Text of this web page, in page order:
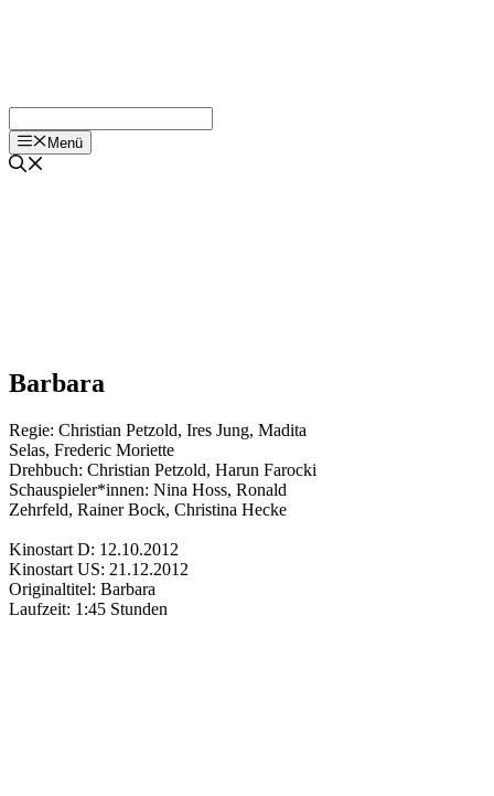
Menü
Barbara
Regie: Christian Petzold, Ires Jung, Madita
Selas, Frederic Moriette
Drehbuch: Christian Petzold, Harun Farocki
Schauspieler*innen: Nina Hoss, Ronald
Zehrfeld, Rainer Bock, Christina Hecke
Kinostart D: 12.10.2012
Kinostart US: 21.12.2012
Originaltitel: Barbara
Laufzeit: 1:45 Stunden